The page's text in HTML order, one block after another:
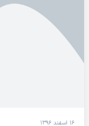
۱۶ اسفند ۱۳۹۶